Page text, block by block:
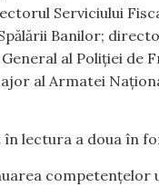
Serviciului
Banilor;
al Poliției de
al Armatei
lectura a doua în
competențelor